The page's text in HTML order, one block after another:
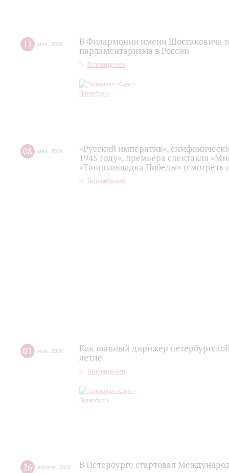
11 мая 2026
В Филармонии имени Шостаковича
парламентаризма в России
Телевидение
08 мая 2026
«Русский императив»,
1945 году», премьера спектакля
«Танцплощадка Победы»
Телевидение
01 мая 2026
Как главный дирижёр
летие
Телевидение
26 апреля 2026 В Петербурге стартовал